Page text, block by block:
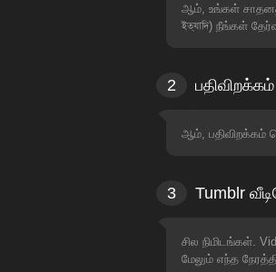
ஆம், உங்கள்
ইত্যাদি) நீங்கள்
2
ஆம், பதிவிறக்கம்
3 Tumblr
சில நிமிடங்கள்.
மேலும் எந்த